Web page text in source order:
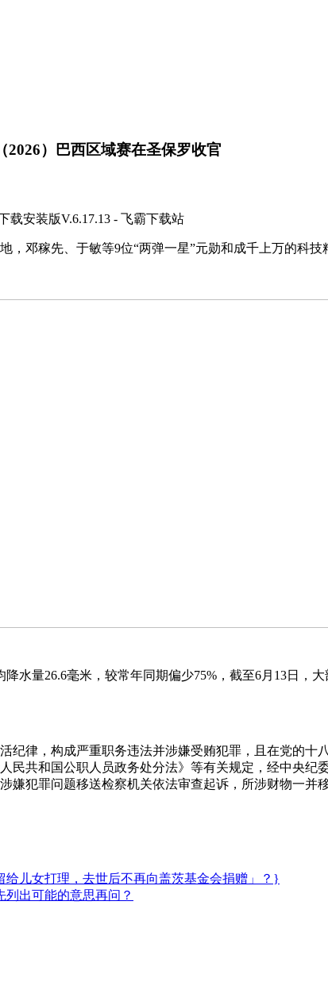
）巴西区域赛在圣保罗收官
安装版V.6.17.13 - 飞霸下载站
先、于敏等9位“两弹一星”元勋和成千上万的科技精
26.6毫米，较常年同期偏少75%，截至6月13日，大
构成严重职务违法并涉嫌受贿犯罪，且在党的十八
民共和国公职人员政务处分法》等有关规定，经中央
犯罪问题移送检察机关依法审查起诉，所涉财物一并移
儿女打理，去世后不再向盖茨基金会捐赠」？}
出可能的意思再问？